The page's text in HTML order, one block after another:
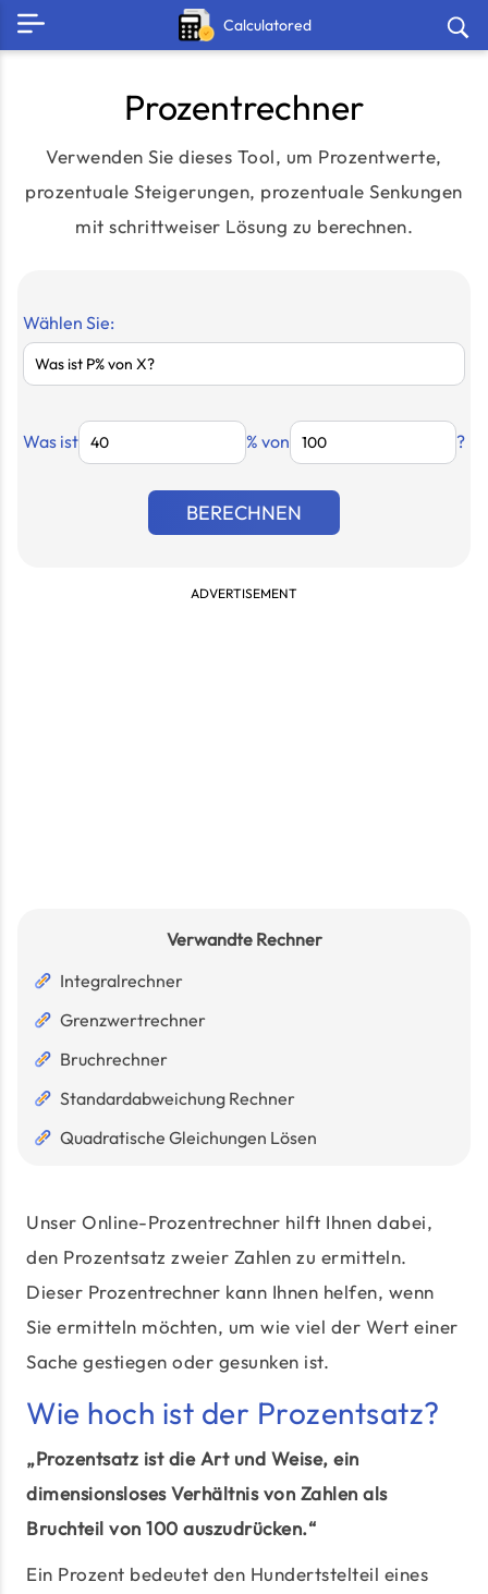
Calculatored
Prozentrechner
Verwenden Sie dieses Tool, um Prozentwerte,
prozentuale Steigerungen, prozentuale Senkungen
mit schrittweiser Lösung zu berechnen.
Wählen Sie:
Was ist % von ?
BERECHNEN
ADVERTISEMENT
Verwandte Rechner
Integralrechner
Grenzwertrechner
Bruchrechner
Standardabweichung Rechner
Quadratische Gleichungen Lösen
Unser Online-Prozentrechner hilft Ihnen dabei,
den Prozentsatz zweier Zahlen zu ermitteln.
Dieser Prozentrechner kann Ihnen helfen, wenn
Sie ermitteln möchten, um wie viel der Wert einer
Sache gestiegen oder gesunken ist.
Wie hoch ist der Prozentsatz?
„Prozentsatz ist die Art und Weise, ein
dimensionsloses Verhältnis von Zahlen als
Bruchteil von 100 auszudrücken.“
Ein Prozent bedeutet den Hundertstelteil eines